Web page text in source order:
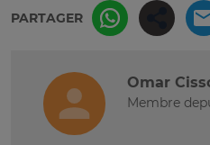
PARTAGER
Omar
Membre